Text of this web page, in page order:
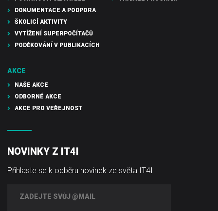
DOKUMENTACE A PODPORA
ŠKOLICÍ AKTIVITY
VYTÍŽENÍ SUPERPOČÍTAČŮ
PODĚKOVÁNÍ V PUBLIKACÍCH
AKCE
NAŠE AKCE
ODBORNÉ AKCE
AKCE PRO VEŘEJNOST
NOVINKY Z IT4I
Přihlaste se k odběru novinek ze světa IT4I